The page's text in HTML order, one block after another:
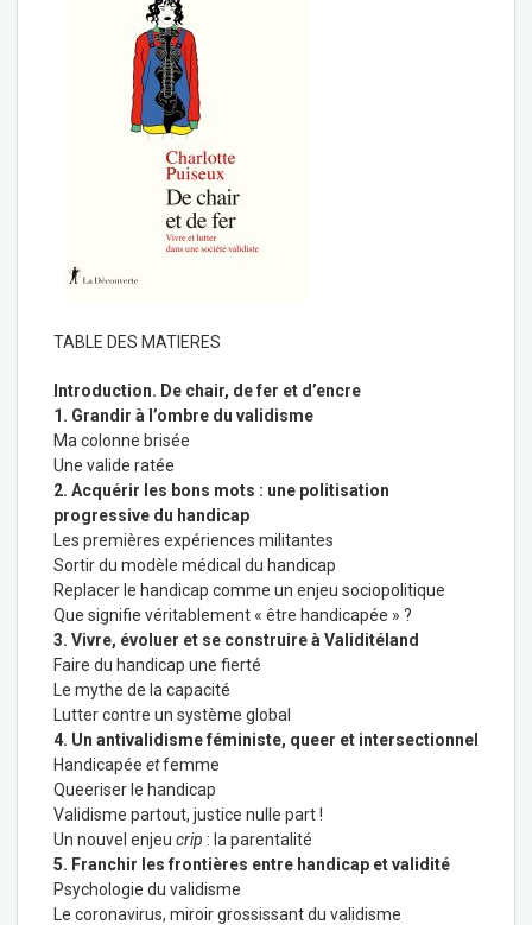
TABLE DES MATIERES
Introduction. De chair, de fer et d’encre
1. Grandir à l’ombre du validisme
Ma colonne brisée
Une valide ratée
2. Acquérir les bons mots : une politisation
progressive du handicap
Les premières expériences militantes
Sortir du modèle médical du handicap
Replacer le handicap comme un enjeu sociopolitique
Que signifie véritablement « être handicapée » ?
3. Vivre, évoluer et se construire à Validitéland
Faire du handicap une fierté
Le mythe de la capacité
Lutter contre un système global
4. Un antivalidisme féministe, queer et intersectionnel
Handicapée etfemme
Queeriser le handicap
Validisme partout, justice nulle part !
Un nouvel enjeu crip : la parentalité
5. Franchir les frontières entre handicap et validité
Psychologie du validisme
Le coronavirus, miroir grossissant du validisme